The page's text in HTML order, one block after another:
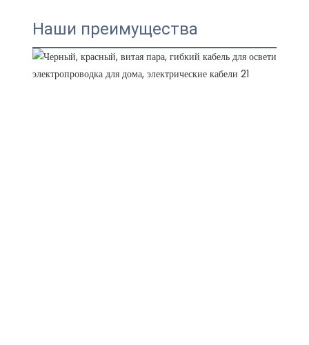
Наши преимущества